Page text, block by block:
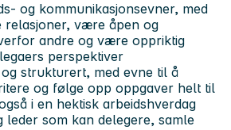
og kommunikasjonsevner, med
relasjoner, være åpen og
andre og være oppriktig
perspektiver
strukturert, med evne til å
og følge opp oppgaver helt til
i en hektisk arbeidshverdag
leder som kan delegere, samle